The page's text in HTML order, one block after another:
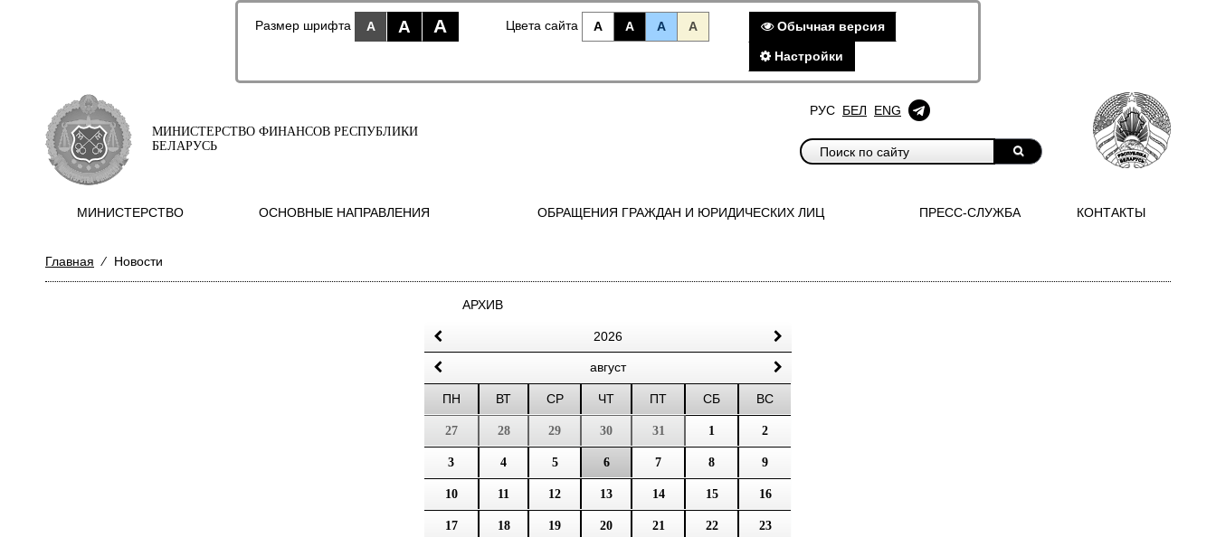
Размер шрифта A A A Цвета сайта A A A A Обычная версия
Настройки
МИНИСТЕРСТВО ФИНАНСОВ РЕСПУБЛИКИ
БЕЛАРУСЬ
РУС БЕЛ ENG
МИНИСТЕРСТВО ОСНОВНЫЕ НАПРАВЛЕНИЯ ОБРАЩЕНИЯ ГРАЖДАН И ЮРИДИЧЕСКИХ ЛИЦ ПРЕСС-СЛУЖБА КОНТАКТЫ
Главная ⁄ Новости
АРХИВ
2026
август
ПН ВТ СР ЧТ ПТ СБ ВС
27 28 29 30 31 1 2
3 4 5 6 7 8 9
10 11 12 13 14 15 16
17 18 19 20 21 22 23